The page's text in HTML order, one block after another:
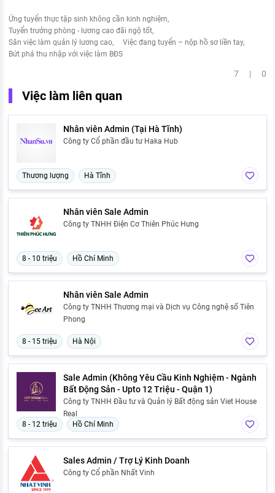
Ứng tuyển thực tập sinh không cần kinh nghiệm
Tuyển trưởng phòng - lương cao đãi ngộ tốt
Săn việc làm quản lý lương cao
Việc đang tuyển – nộp hồ sơ liền tay
Bứt phá thu nhập với việc làm BĐS
7 | 0
Việc làm liên quan
Nhân viên Admin (Tại Hà Tĩnh)
Công ty Cổ phần đầu tư Haka Hub
Thương lượng Hà Tĩnh
Nhân viên Sale Admin
Công ty TNHH Điện Cơ Thiên Phúc Hưng
8 - 10 triệu Hồ Chí Minh
Nhân viên Sale Admin
Công ty TNHH Thương mại và Dịch vụ Công nghệ số Tiên
Phong
8 - 15 triệu Hà Nội
Sale Admin (Không Yêu Cầu Kinh Nghiệm - Ngành
Bất Động Sản - Upto 12 Triệu - Quận 1)
Công ty TNHH Đầu tư và Quản lý Bất động sản Viet House
Real
8 - 12 triệu
Hồ Chí Minh
Sales Admin / Trợ Lý Kinh Doanh
Công ty Cổ phần Nhất Vinh